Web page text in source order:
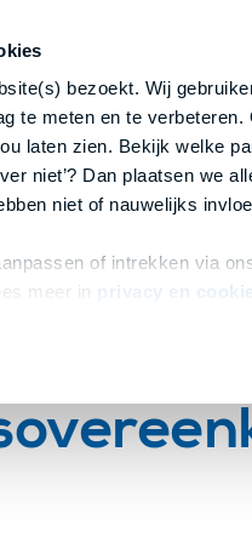
bezoekt. Wij
te meten en te
laten zien. Bekijk welke
niet’? Dan plaatsen we
niet of nauwelijks
of intrekken via
meer in privacy en
laten opstellen